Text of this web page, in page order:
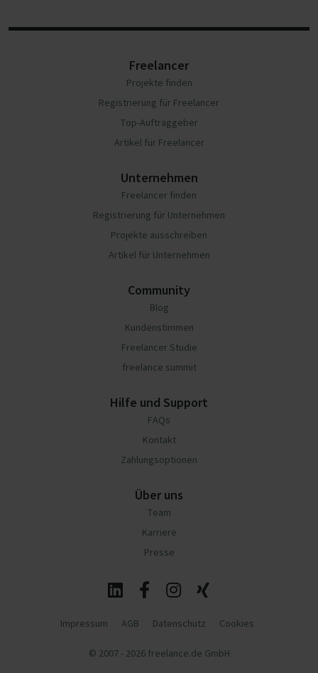
Freelancer
Projekte finden
Registrierung für Freelancer
Top-Auftraggeber
Artikel für Freelancer
Unternehmen
Freelancer finden
Registrierung für Unternehmen
Projekte ausschreiben
Artikel für Unternehmen
Community
Blog
Kundenstimmen
Freelancer Studie
freelance summit
Hilfe und Support
FAQs
Kontakt
Zahlungsoptionen
Über uns
Team
Karriere
Presse
Impressum AGB Datenschutz Cookies
© 2007 - 2026 freelance.de GmbH